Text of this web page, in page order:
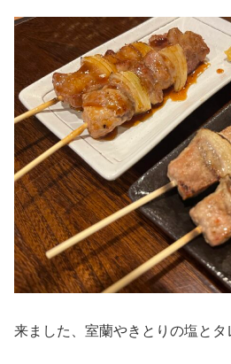
来ました、室蘭やきとりの塩とタ